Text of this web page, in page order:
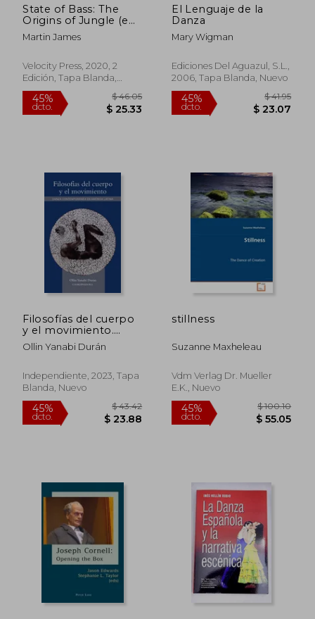
45%
dcto. $ 18.18
45%
dcto. $
State of Bass: The
Origins of Jungle (en
Inglés)
Martin James
Velocity Press, 2020, 2
Edición, Tapa Blanda,
Nuevo
45% $ 46.05
El Lenguaje de la
Danza
Mary Wigman
Ediciones Del Aguazul, S.L.,
2006, Tapa Blanda, Nuevo
45%
Filosofías del cuerpo
y el movimiento.
Danza
contemporánea en
Ollin Yanabi Durán
Independiente, 2023, Tapa
Blanda, Nuevo
stillness
Suzanne Maxheleau
Vdm Verlag Dr. Mueller
E.k., Nuevo